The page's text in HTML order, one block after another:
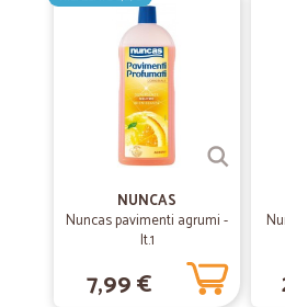
Sono soddisfatto mi evita perdite di
cercare prodotti di cui ho bisogno e le
fornitissimo trovo tutto quello che mi
l'epoca delle vendite on line anche per i
stile di vita è cambiati. Consigliato.
NUNCAS
Nuncas pavimenti agrumi -
lt.1
7,99 €